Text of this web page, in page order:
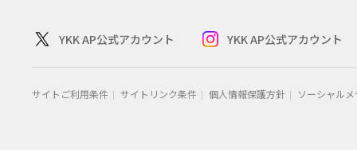
YKK AP公式アカウント YKK AP公式アカウント
サイトご利用条件 サイトリンク条件 個人情報保護方針 ソーシャル